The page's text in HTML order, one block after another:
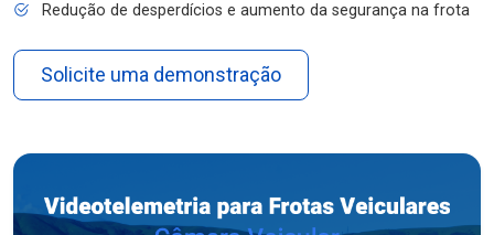
Redução de desperdícios e aumento da segurança na frota
Solicite uma demonstração